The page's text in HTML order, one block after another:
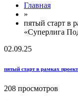
Главная
»
пятый старт в
«Суперлига
02.09.25
пятый старт в рамках
208 просмотров